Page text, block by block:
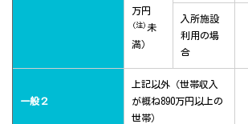
万円
(注) 未
満）
入所施設
利用の場
合
一般２
上記以外（世帯収入
が概ね890万円以上の
世帯）